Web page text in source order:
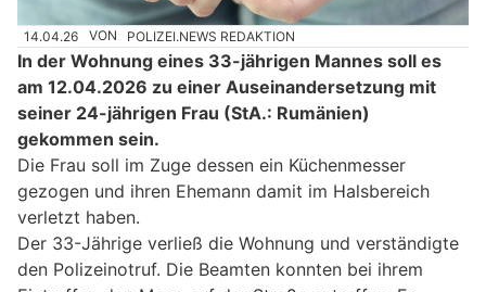
14.04.26 VON POLIZEI.NEWS REDAKTION
In der Wohnung eines 33-jährigen Mannes soll es
am 12.04.2026 zu einer Auseinandersetzung mit
seiner 24-jährigen Frau (StA.: Rumänien)
gekommen sein.
Die Frau soll im Zuge dessen ein Küchenmesser
gezogen und ihren Ehemann damit im Halsbereich
verletzt haben.
Der 33-Jährige verließ die Wohnung und verständigte
den Polizeinotruf. Die Beamten konnten bei ihrem